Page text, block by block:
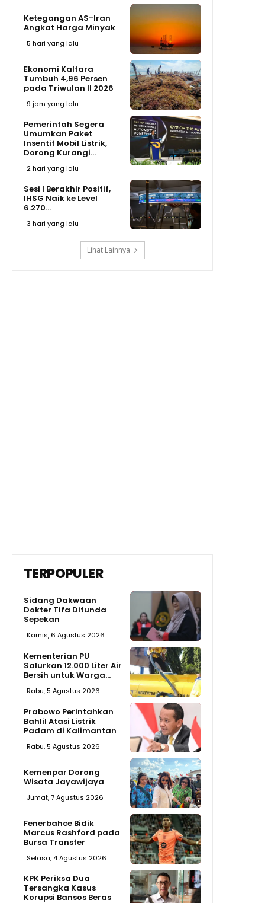
Ketegangan AS-Iran
Angkat Harga Minyak
5 hari yang lalu
Ekonomi Kaltara
Tumbuh 4,96 Persen
pada Triwulan II 2026
9 jam yang lalu
Pemerintah Segera
Umumkan Paket
Insentif Mobil Listrik,
Dorong Kurangi...
2 hari yang lalu
Sesi I Berakhir Positif,
IHSG Naik ke Level
6.270...
3 hari yang lalu
Lihat Lainnya
TERPOPULER
Sidang Dakwaan
Dokter Tifa Ditunda
Sepekan
Kamis, 6 Agustus 2026
Kementerian PU
Salurkan 12.000 Liter Air
Bersih untuk Warga...
Rabu, 5 Agustus 2026
Prabowo Perintahkan
Bahlil Atasi Listrik
Padam di Kalimantan
Rabu, 5 Agustus 2026
Kemenpar Dorong
Wisata Jayawijaya
Jumat, 7 Agustus 2026
Fenerbahce Bidik
Marcus Rashford pada
Bursa Transfer
Selasa, 4 Agustus 2026
KPK Periksa Dua
Tersangka Kasus
Korupsi Bansos Beras